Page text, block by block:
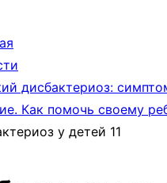
дисбактериоз:
Как помочь своему
у детей 11